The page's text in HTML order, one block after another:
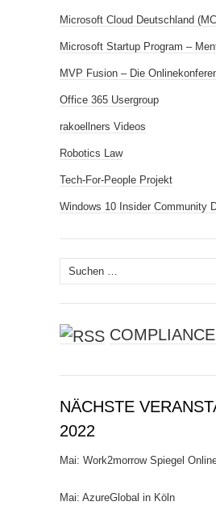
Microsoft Cloud Deutschland
Microsoft Startup Program –
MVP Fusion – Die
Office 365 Usergroup
rakoellners Videos
Robotics Law
Tech-For-People Projekt
Windows 10 Insider Community
Suchen
nach:
NÄCHSTE
2022
Mai: Work2morrow Spiegel
Mai: AzureGlobal in Köln